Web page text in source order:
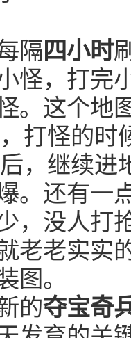
隔四小时
怪，打完
。这个地
打怪的时
，继续进
。还有一
，没人打
老老实实
图。
的夺宝奇